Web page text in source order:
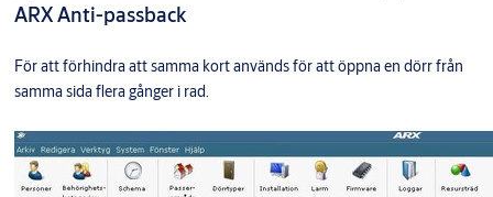
ARX Anti-passback
För att förhindra att samma kort används för att öppna en dörr från
samma sida flera gånger i rad.